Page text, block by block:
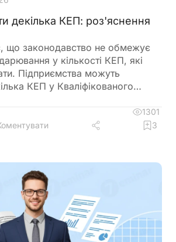
декілька КЕП: роз'яснення
законодавство не обмежує
у кількості КЕП, які
Підприємства можуть
КЕП у Кваліфікованого
1301
3